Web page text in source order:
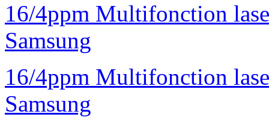
16/4ppm Multifonction
Samsung
16/4ppm Multifonction
Samsung